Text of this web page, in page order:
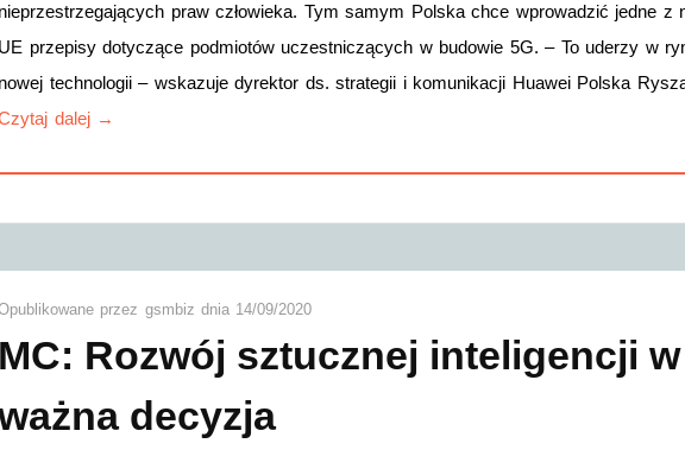
nieprzestrzegających praw człowieka. Tym samym Polska chce wprowadzić jedne z
UE przepisy dotyczące podmiotów uczestniczących w budowie 5G. – To uderzy w
nowej technologii – wskazuje dyrektor ds. strategii i komunikacji Huawei Polska
dalej →
przez gsmbiz dnia 14/09/2020
MC: Rozwój sztucznej inteligencji
decyzja